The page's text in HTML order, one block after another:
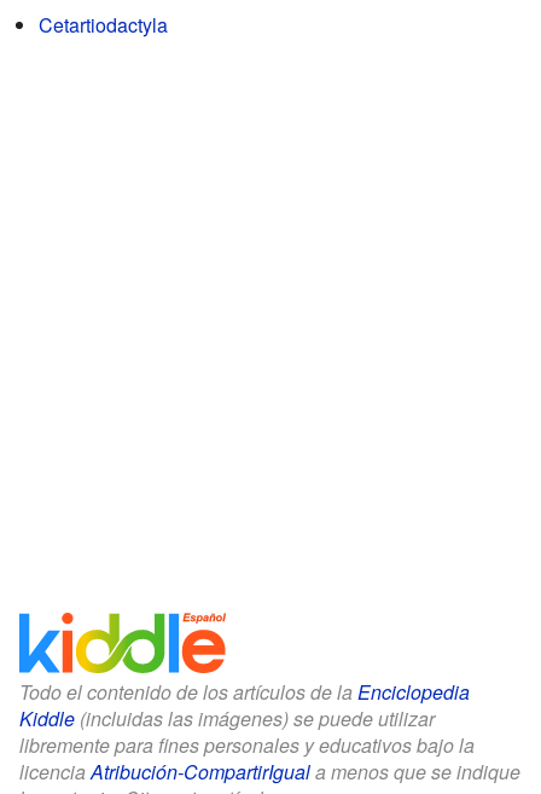
Cetartiodactyla
Todo el contenido de los artículos de la Enciclopedia
Kiddle (incluidas las imágenes) se puede utilizar
libremente para fines personales y educativos bajo la
licenciaAtribución-CompartirIguala menos que se indique